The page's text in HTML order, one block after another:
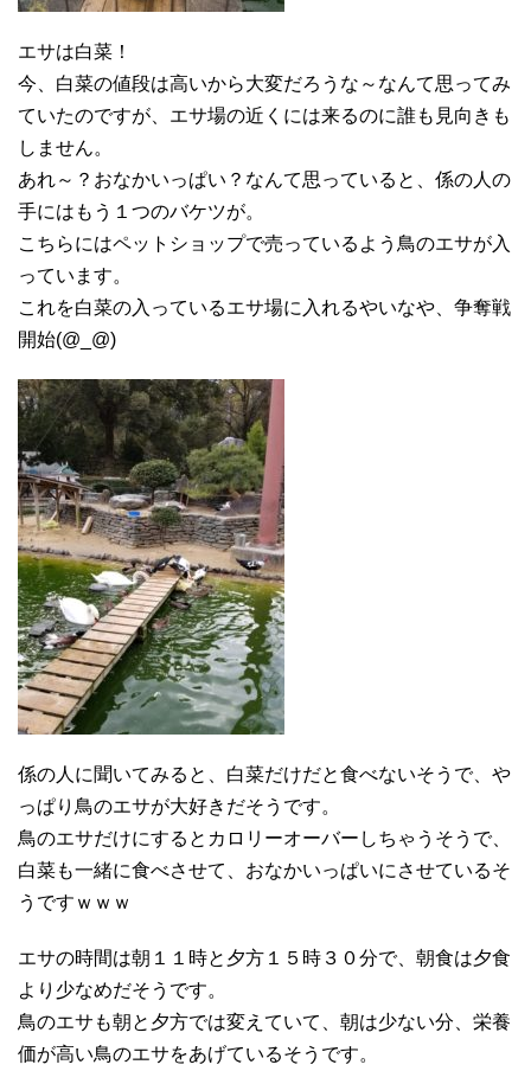
エサは白菜！
今、白菜の値段は高いから大変だろうな～なんて思ってみ
ていたのですが、エサ場の近くには来るのに誰も見向きも
しません。
あれ～？おなかいっぱい？なんて思っていると、係の人の
手にはもう１つのバケツが。
こちらにはペットショップで売っているよう鳥のエサが入
っています。
これを白菜の入っているエサ場に入れるやいなや、争奪戦
開始(@_@)
係の人に聞いてみると、白菜だけだと食べないそうで、や
っぱり鳥のエサが大好きだそうです。
鳥のエサだけにするとカロリーオーバーしちゃうそうで、
白菜も一緒に食べさせて、おなかいっぱいにさせているそ
うですｗｗｗ
エサの時間は朝１１時と夕方１５時３０分で、朝食は夕食
より少なめだそうです。
鳥のエサも朝と夕方では変えていて、朝は少ない分、栄養
価が高い鳥のエサをあげているそうです。